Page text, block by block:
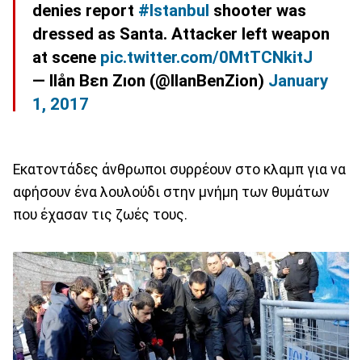
denies report #Istanbul shooter was
dressed as Santa. Attacker left weapon
at scene pic.twitter.com/0MtTCNkitJ
— Ilån Bεn Zıon (@IlanBenZion) January
1, 2017
Εκατοντάδες άνθρωποι συρρέουν στο κλαμπ για να
αφήσουν ένα λουλούδι στην μνήμη των θυμάτων
που έχασαν τις ζωές τους.